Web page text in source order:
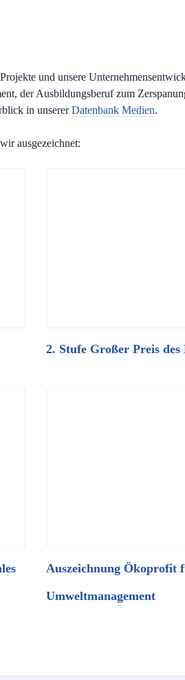
und unsere
der Ausbildungsberuf zum
in unsererDatenbank Medien.
ausgezeichnet:
2. Stufe Großer Preis
Auszeichnung Ökoprofit
Umweltmanagement